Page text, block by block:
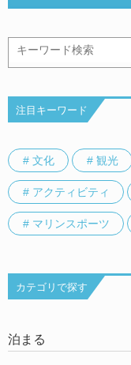
注目キーワード
# 文化 # 観光
# アクティビティ
# マリンスポーツ
カテゴリで探す
泊まる